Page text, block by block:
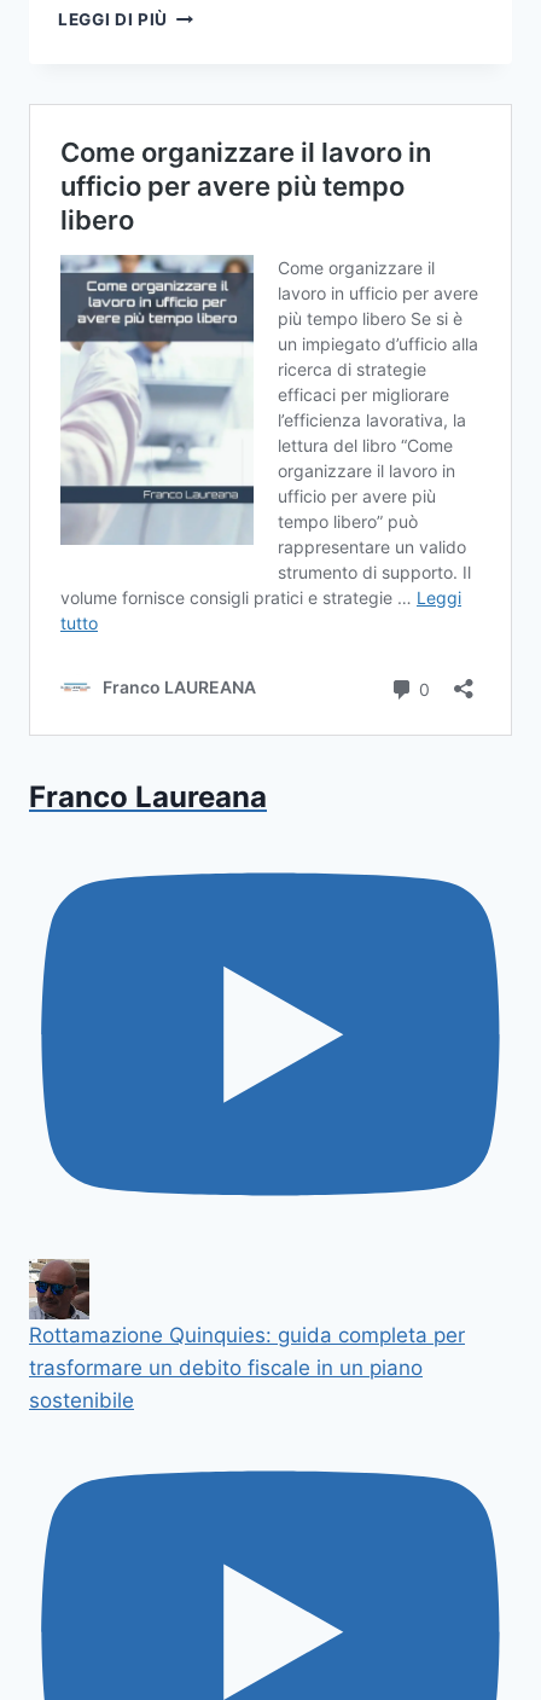
LEGGI DI PIÙ UN
LIQUIDITÀ
AZIENDALE
Franco Laureana
Rottamazione Quinquies: guida completa per
trasformare un debito fiscale in un piano
sostenibile